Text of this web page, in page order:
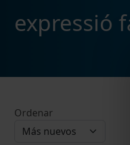
expressió
Ordenar